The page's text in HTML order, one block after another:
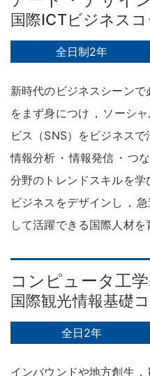
国際ICTビジネスコ
全日制2年
新時代のビジネスシーン
をまず身につけ ， ソーシ
ビス（SNS）をビジネス
情報分析 ・ 情報発信 ・ つ
分野のトレンドスキルを学
ビジネスをデザインし ，
して活躍できる国際人材を
コンピュータ工
国際観光情報基礎
全日2年
インバウンドや地方創生 ，